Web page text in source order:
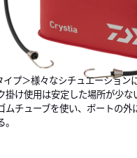
イプ＞様々なシチュエーション
掛け使用は安定した場所が少
ムチューブを使い、ボートの